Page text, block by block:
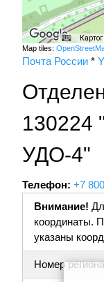
Map tiles:
Почта России *
130224
УДО-4"
Телефон: +7
Внимание!
координаты.
указаны
Номер